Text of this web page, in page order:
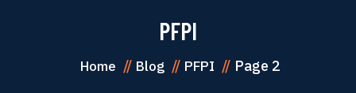
PFPI
Home Blog PFPI Page 2